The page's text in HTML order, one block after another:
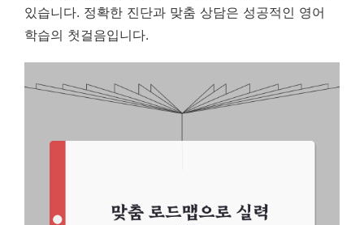
있습니다. 정확한 진단과 맞춤 상담은 성공적인 영어
학습의 첫걸음입니다.